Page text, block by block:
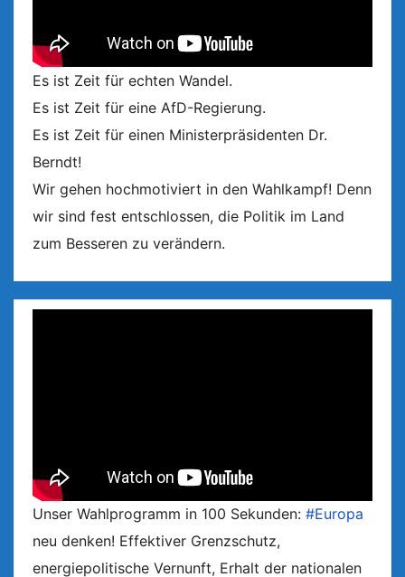
Es ist Zeit für echten Wandel.
Es ist Zeit für eine AfD-Regierung.
Es ist Zeit für einen Ministerpräsidenten Dr.
Berndt!
Wir gehen hochmotiviert in den Wahlkampf! Denn
wir sind fest entschlossen, die Politik im Land
zum Besseren zu verändern.
Unser Wahlprogramm in 100 Sekunden: #Europa
neu denken! Effektiver Grenzschutz,
energiepolitische Vernunft, Erhalt der nationalen